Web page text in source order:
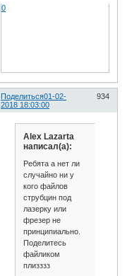
0
Поделиться 934
01-02-
2018 18:03:00
Alex Lazarta
написал(а):
Ребята а нет ли
случайно ни у
кого файлов
струбцин под
лазерку или
фрезер не
принципиально.
Поделитесь
файликом
плизззз